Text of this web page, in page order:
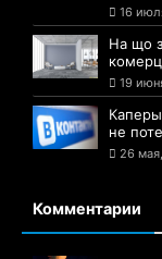
16
На що
19
не
26
Комментарии